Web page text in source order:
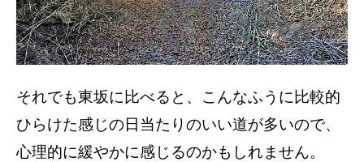
それでも東坂に比べると、こんなふうに比較的
ひらけた感じの日当たりのいい道が多いので、
心理的に緩やかに感じるのかもしれません。